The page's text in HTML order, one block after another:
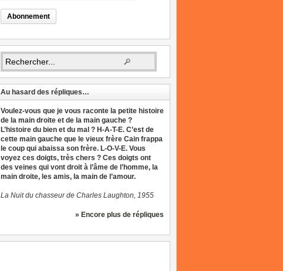
Au hasard des répliques…
Voulez-vous que je vous raconte la petite histoire
de la main droite et de la main gauche ?
L’histoire du bien et du mal ? H-A-T-E. C’est de
cette main gauche que le vieux frère Cain frappa
le coup qui abaissa son frère. L-O-V-E. Vous
voyez ces doigts, très chers ? Ces doigts ont
des veines qui vont droit à l’âme de l’homme, la
main droite, les amis, la main de l’amour.
La Nuit du chasseur de Charles Laughton, 1955
» Encore plus de répliques